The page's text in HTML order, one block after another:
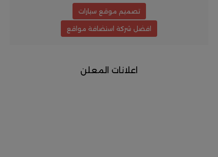
تصميم موقع سيارات
افضل شركة استضافة مواقع
اعلانات المعلن